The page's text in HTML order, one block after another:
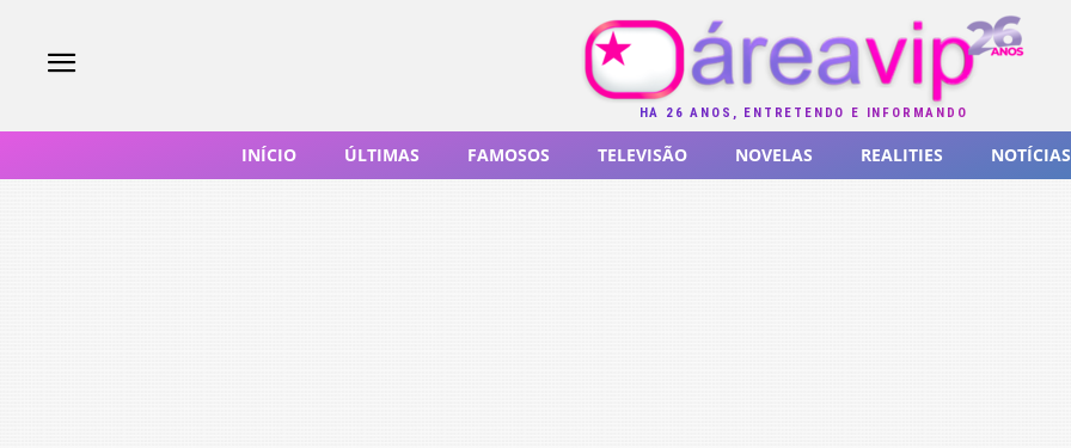
HÁ 26 ANOS, ENTRETENDO E INFORMANDO
INÍCIO ÚLTIMAS FAMOSOS TELEVISÃO NOVELAS REALITIES NOTÍCIAS